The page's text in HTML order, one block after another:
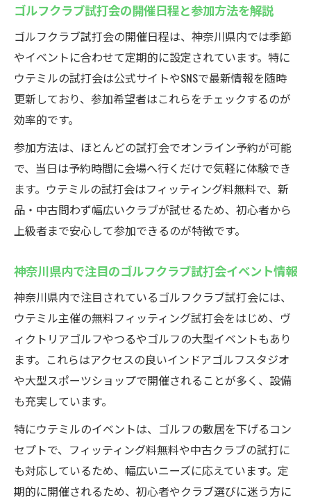
フィッティング無料のウテミル試打会に注目が
集まる理由
ゴルフクラブ試打会でフィッティング無料
の魅力を体験
ウテミル試打会が選ばれる理由とその特徴
新品から中古まで幅広いゴルフクラブ試打
会の魅力
フィッティング無料で初心者も安心の試打
会体験
ト
初心者も安心のゴルフクラブ選びをサポート
ゴルフクラブ試打会は初心者に最適な体験
の場
フィッティング無料で不安ゼロのクラブ選
びを実現
ゴルフクラブ試打会でプロのアドバイスを
受ける方法
試打会参加でクラブ選びの疑問を一気に解
消
初心者が知るべきゴルフクラブ試打会の活
ゴルフクラブ試打会の開催日程と参加方法を解説
ゴルフクラブ試打会の開催日程は、神奈川県内では季節
やイベントに合わせて定期的に設定されています。特に
ウテミルの試打会は公式サイトやSNSで最新情報を随時
更新しており、参加希望者はこれらをチェックするのが
効率的です。
参加方法は、ほとんどの試打会でオンライン予約が可能
で、当日は予約時間に会場へ行くだけで気軽に体験でき
ます。ウテミルの試打会はフィッティング料無料で、新
品・中古問わず幅広いクラブが試せるため、初心者から
上級者まで安心して参加できるのが特徴です。
神奈川県内で注目のゴルフクラブ試打会イベント情報
神奈川県内で注目されているゴルフクラブ試打会には、
ウテミル主催の無料フィッティング試打会をはじめ、ヴ
ィクトリアゴルフやつるやゴルフの大型イベントもあり
ます。これらはアクセスの良いインドアゴルフスタジオ
や大型スポーツショップで開催されることが多く、設備
も充実しています。
特にウテミルのイベントは、ゴルフの敷居を下げるコン
セプトで、フィッティング料無料や中古クラブの試打に
も対応しているため、幅広いニーズに応えています。定
期的に開催されるため、初心者やクラブ選びに迷う方に